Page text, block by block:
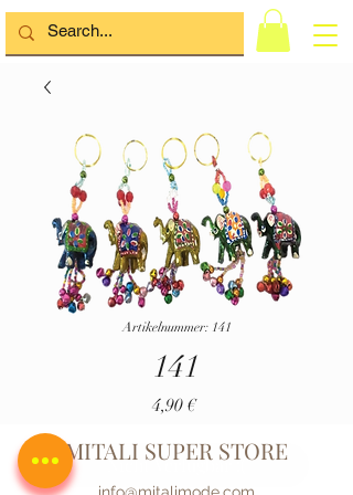
Artikelnummer: 141
141
4,90 €Preis
Nicht Verfügbar :(
MITALI SUPER STORE